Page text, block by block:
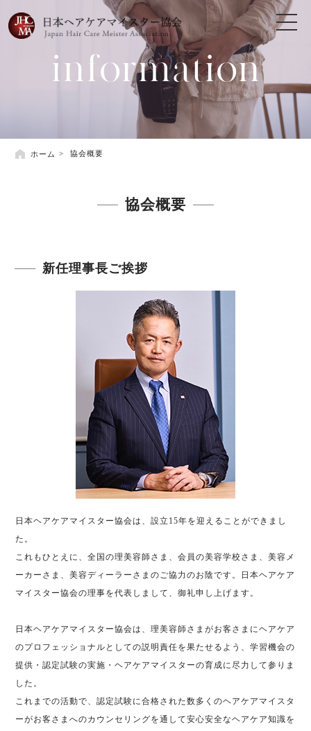
information
ホーム 協会概要
協会概要
新任理事長ご挨拶
日本ヘアケアマイスター協会は、設立15年を迎えることができまし
た。
これもひとえに、全国の理美容師さま、会員の美容学校さま、美容メ
ーカーさま、美容ディーラーさまのご協力のお陰です。日本ヘアケア
マイスター協会の理事を代表しまして、御礼申し上げます。
日本ヘアケアマイスター協会は、理美容師さまがお客さまにヘアケア
のプロフェッショナルとしての説明責任を果たせるよう、学習機会の
提供・認定試験の実施・ヘアケアマイスターの育成に尽力して参りま
した。
これまでの活動で、認定試験に合格された数多くのヘアケアマイスタ
ーがお客さまへのカウンセリングを通して安心安全なヘアケア知識を